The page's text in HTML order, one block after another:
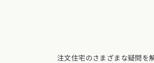
注文住宅のさまざまな疑問を